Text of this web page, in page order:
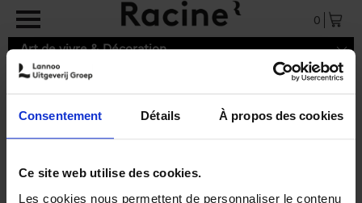
Consentement Détails À propos des cookies
Ce site web utilise des cookies.
Les cookies nous permettent de personnaliser le contenu
Aller au contenu principal
0
Art de vivre & Décoration